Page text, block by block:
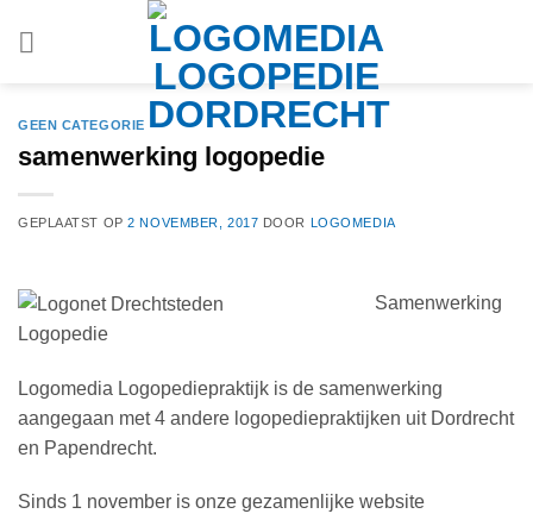
GEEN CATEGORIE
samenwerking logopedie
GEPLAATST OP2 NOVEMBER, 2017 DOOR LOGOMEDIA
Samenwerking
Logopedie
Logomedia Logopediepraktijk is de samenwerking
aangegaan met 4 andere logopediepraktijken uit Dordrecht
en Papendrecht.
Sinds 1 november is onze gezamenlijke website